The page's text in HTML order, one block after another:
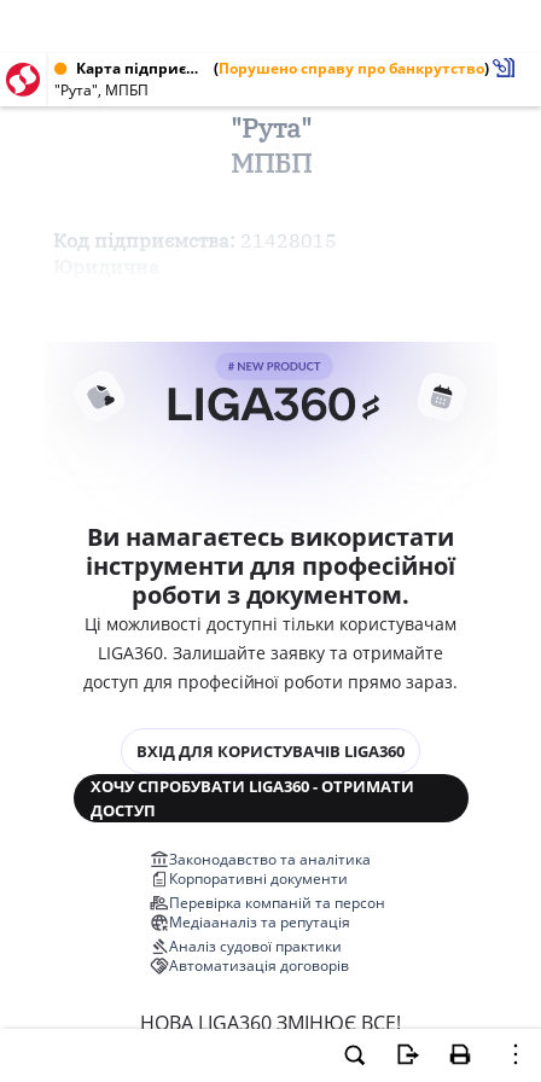
Карта підприємства від 25.07.2000 № 21428015 (Порушено справу про банкрутство)
"Рута", МПБП
"Рута"
МПБП
Код підприємства: 21428015
Ви намагаєтесь використати
інструменти для професійної
роботи з документом.
Ці можливості доступні тільки користувачам
LIGA360. Залишайте заявку та отримайте
доступ для професійної роботи прямо зараз.
ВХІД ДЛЯ КОРИСТУВАЧІВ LIGA360
ХОЧУ СПРОБУВАТИ LIGA360 - ОТРИМАТИ
ДОСТУП
Законодавство та аналітика
Корпоративні документи
Перевірка компаній та персон
Медіааналіз та репутація
Аналіз судової практики
Автоматизація договорів
НОВА LIGA360 ЗМІНЮЄ ВСЕ!